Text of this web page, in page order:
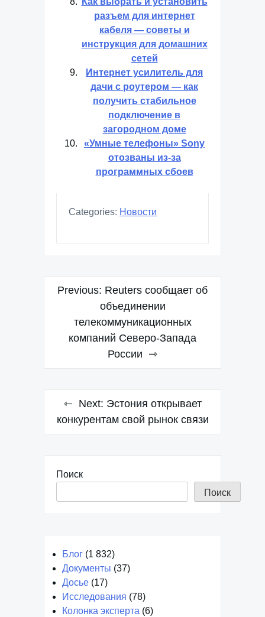
разъем для интернет
кабеля — советы и
инструкция для домашних
сетей
Интернет усилитель для
дачи с роутером — как
получить стабильное
подключение в
загородном доме
«Умные телефоны» Sony
отозваны из-за
программных сбоев
Categories: Новости
Навигация
записям
Previous: Reuters сообщает об
объединении
телекоммуникационных
компаний Северо-Запада
России
Next: Эстония открывает
конкурентам свой рынок связи
Поиск
Поиск
Блог (1 832)
Документы (37)
Досье (17)
Исследования (78)
Колонка эксперта (6)